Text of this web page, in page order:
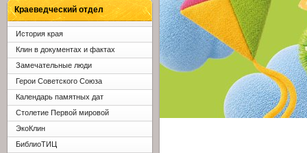
Краеведческий отдел
История края
Клин в документах и фактах
Замечательные люди
Герои Советского Союза
Календарь памятных дат
Столетие Первой мировой
ЭкоКлин
БиблиоТИЦ